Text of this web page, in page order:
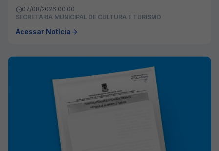
07/08/2026 00:00
SECRETARIA MUNICIPAL DE CULTURA E TURISMO
Acessar Notícia